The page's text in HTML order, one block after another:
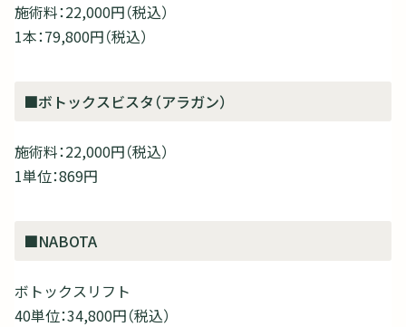
施術料：22,000円（税込）
1本：79,800円（税込）
■ボトックスビスタ（アラガン）
施術料：22,000円（税込）
1単位：869円
■NABOTA
ボトックスリフト
40単位：34,800円（税込）